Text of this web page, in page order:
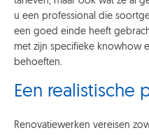
u een professional die
een goed einde heeft
met zijn specifieke knowhow
behoeften.
Een realistische
Renovatiewerken vereisen